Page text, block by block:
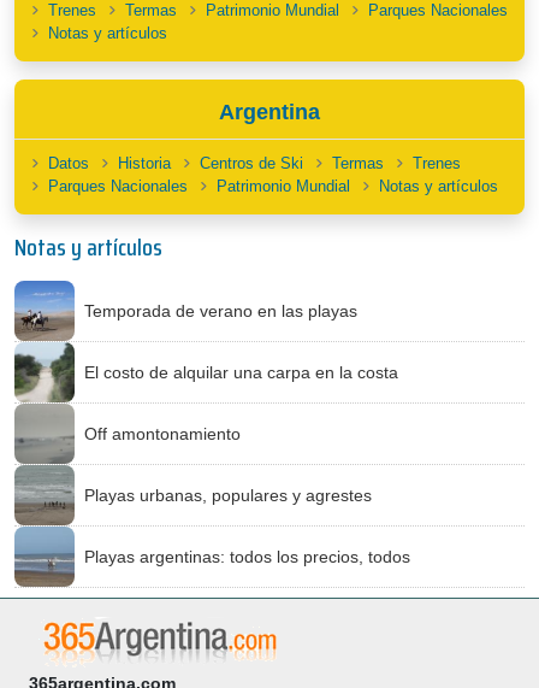
Trenes Termas Patrimonio Mundial
Parques Nacionales
Notas y artículos
Argentina
Datos Historia Centros de Ski Termas
Trenes
Parques Nacionales
Patrimonio Mundial Notas y artículos
Notas y artículos
Temporada de verano en las playas
El costo de alquilar una carpa en la costa
Off amontonamiento
Playas urbanas, populares y agrestes
Playas argentinas: todos los precios, todos
365argentina.com